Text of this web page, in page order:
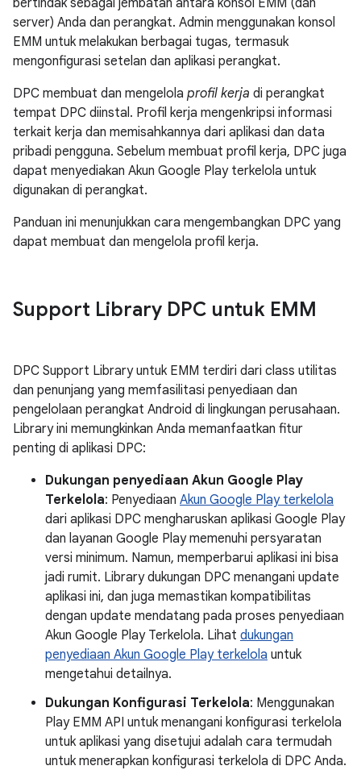
bertindak sebagai jembatan antara konsol EMM (dan
server) Anda dan perangkat. Admin menggunakan konsol
EMM untuk melakukan berbagai tugas, termasuk
mengonfigurasi setelan dan aplikasi perangkat.
DPC membuat dan mengelola profil kerja di perangkat
tempat DPC diinstal. Profil kerja mengenkripsi informasi
terkait kerja dan memisahkannya dari aplikasi dan data
pribadi pengguna. Sebelum membuat profil kerja, DPC juga
dapat menyediakan Akun Google Play terkelola untuk
digunakan di perangkat.
Panduan ini menunjukkan cara mengembangkan DPC yang
dapat membuat dan mengelola profil kerja.
Support Library DPC untuk EMM
DPC Support Library untuk EMM terdiri dari class utilitas
dan penunjang yang memfasilitasi penyediaan dan
pengelolaan perangkat Android di lingkungan perusahaan.
Library ini memungkinkan Anda memanfaatkan fitur
penting di aplikasi DPC:
Dukungan penyediaan Akun Google Play
Terkelola: Penyediaan Akun Google Play terkelola
dari aplikasi DPC mengharuskan aplikasi Google Play
dan layanan Google Play memenuhi persyaratan
versi minimum. Namun, memperbarui aplikasi ini bisa
jadi rumit. Library dukungan DPC menangani update
aplikasi ini, dan juga memastikan kompatibilitas
dengan update mendatang pada proses penyediaan
Akun Google Play Terkelola. Lihat dukungan
penyediaan Akun Google Play terkelola untuk
mengetahui detailnya.
Dukungan Konfigurasi Terkelola: Menggunakan
Play EMM API untuk menangani konfigurasi terkelola
untuk aplikasi yang disetujui adalah cara termudah
untuk menerapkan konfigurasi terkelola di DPC Anda.